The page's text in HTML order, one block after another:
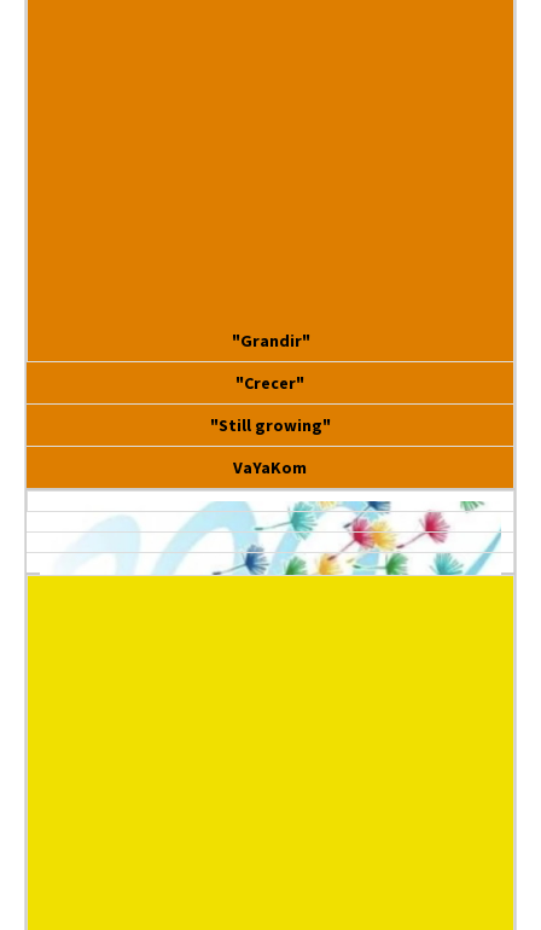
"Grandir"
"Crecer"
"Still growing"
VaYaKom